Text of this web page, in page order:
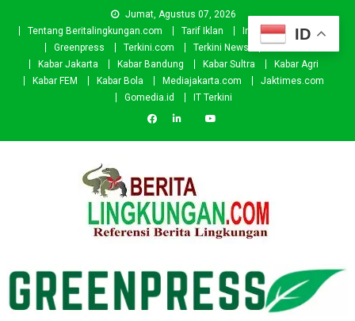
Jumat, Agustus 07, 2026
Tentang Beritalingkungan.com
Tarif Iklan Investor
Donasi
Greenpress
Terkini.com Terkini News
Kabar.id
Kabar Jakarta
Kabar Bandung Kabar Sultra
Kabar Agri
Kabar FEM
Kabar Bola Mediajakarta.com
Jaktimes.com
Gomedia.id
IT Terkini
ID